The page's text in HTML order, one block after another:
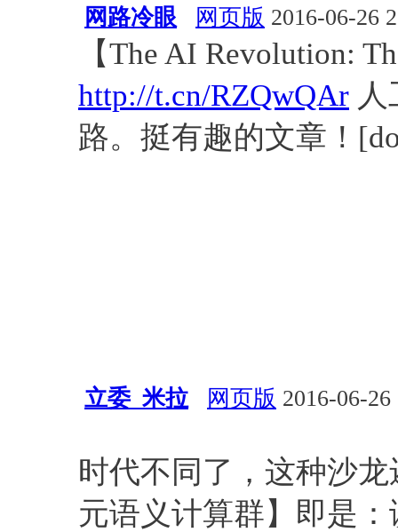
网路冷眼 网页版 2016-06-26
【The AI Revolution:
http://t.cn/RZQwQAr
路。挺有趣的文章！
立委_米拉 网页版 2016-06-26
时代不同了，这种沙
元语义计算群】即是